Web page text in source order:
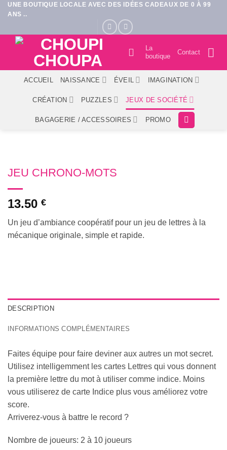
Passer
au
UNE BOUTIQUE LOCALE AVEC DES IDÉES CADEAUX DE 0 À 99
ANS ..
La
boutique
Contact
ACCUEIL NAISSANCE ÉVEIL IMAGINATION
CRÉATION PUZZLES JEUX DE SOCIÉTÉ
BAGAGERIE / ACCESSOIRES PROMO
JEU CHRONO-MOTS
13.50 €
Un jeu d’ambiance coopératif pour un jeu de lettres à la
mécanique originale, simple et rapide.
DESCRIPTION
INFORMATIONS COMPLÉMENTAIRES
Faites équipe pour faire deviner aux autres un mot secret.
Utilisez intelligemment les cartes Lettres qui vous donnent
la première lettre du mot à utiliser comme indice. Moins
vous utiliserez de carte Indice plus vous améliorez votre
score.
Arriverez-vous à battre le record ?
Nombre de joueurs: 2 à 10 joueurs